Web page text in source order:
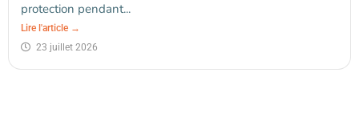
protection pendant...
Lire l'article →
23 juillet 2026